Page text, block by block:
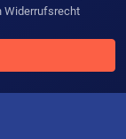
Widerrufsrecht